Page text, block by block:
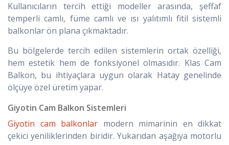
Kullanıcıların tercih ettiği modeller arasında, şeffaf
temperli camlı, füme camlı ve ısı yalıtımlı fitil sistemli
balkonlar ön plana çıkmaktadır.
Bu bölgelerde tercih edilen sistemlerin ortak özelliği,
hem estetik hem de fonksiyonel olmasıdır. Klas Cam
Balkon, bu ihtiyaçlara uygun olarak Hatay genelinde
ölçüye özel üretim yapar.
Giyotin Cam Balkon Sistemleri
Giyotin cam balkonlar modern mimarinin en dikkat
çekici yeniliklerinden biridir. Yukarıdan aşağıya motorlu